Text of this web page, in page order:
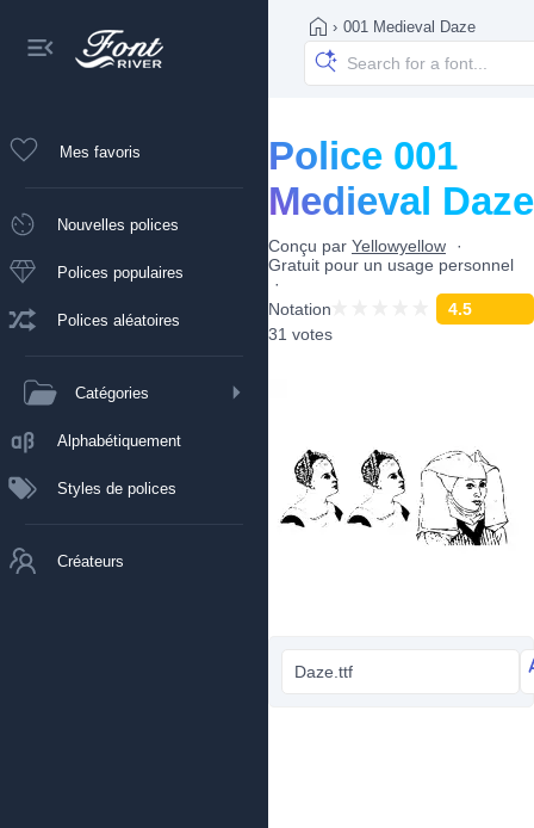
Mes favoris
Nouvelles polices
Polices populaires
Polices aléatoires
Catégories
Alphabétiquement
Styles de polices
Créateurs
› 001 Medieval Daze
Police 001
Medieval Daze
Conçu par Yellowyellow
Gratuit pour un usage personnel
Notation
4.5
31 votes
Daze.ttf